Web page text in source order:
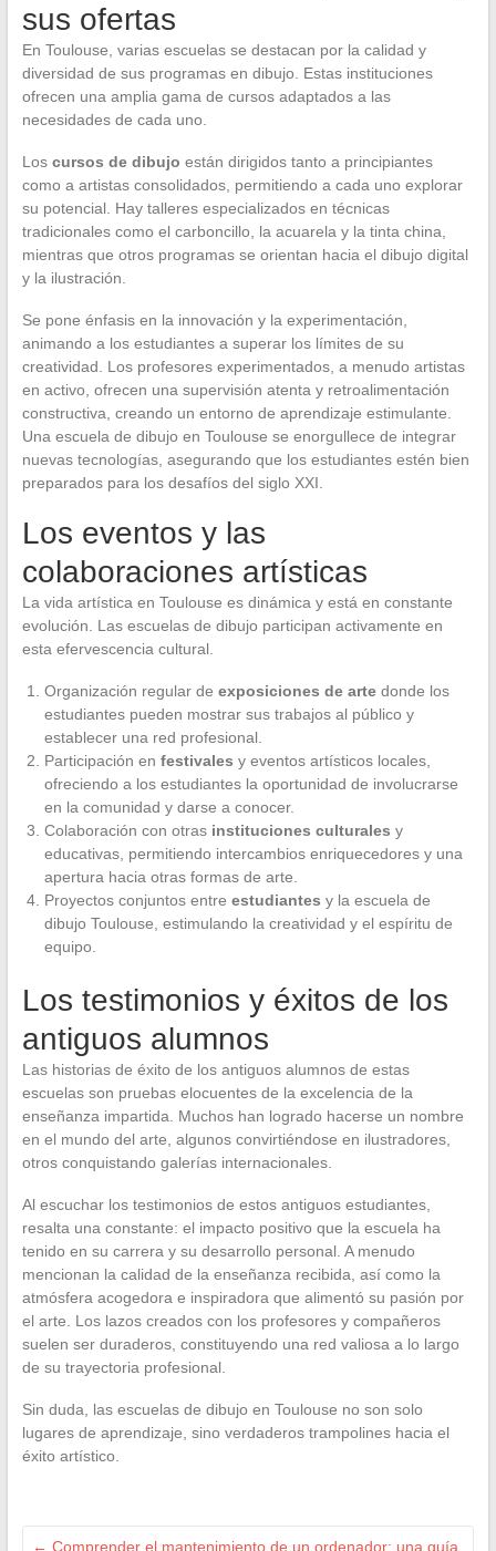
sus ofertas
En Toulouse, varias escuelas se destacan por la calidad y
diversidad de sus programas en dibujo. Estas instituciones
ofrecen una amplia gama de cursos adaptados a las
necesidades de cada uno.
Los cursos de dibujo están dirigidos tanto a principiantes
como a artistas consolidados, permitiendo a cada uno explorar
su potencial. Hay talleres especializados en técnicas
tradicionales como el carboncillo, la acuarela y la tinta china,
mientras que otros programas se orientan hacia el dibujo digital
y la ilustración.
Se pone énfasis en la innovación y la experimentación,
animando a los estudiantes a superar los límites de su
creatividad. Los profesores experimentados, a menudo artistas
en activo, ofrecen una supervisión atenta y retroalimentación
constructiva, creando un entorno de aprendizaje estimulante.
Una escuela de dibujo en Toulouse se enorgullece de integrar
nuevas tecnologías, asegurando que los estudiantes estén bien
preparados para los desafíos del siglo XXI.
Los eventos y las
colaboraciones artísticas
La vida artística en Toulouse es dinámica y está en constante
evolución. Las escuelas de dibujo participan activamente en
esta efervescencia cultural.
Organización regular de exposiciones de artedonde los
estudiantes pueden mostrar sus trabajos al público y
establecer una red profesional.
Participación en festivales y eventos artísticos locales,
ofreciendo a los estudiantes la oportunidad de involucrarse
en la comunidad y darse a conocer.
Colaboración con otras instituciones culturales y
educativas, permitiendo intercambios enriquecedores y una
apertura hacia otras formas de arte.
Proyectos conjuntos entre estudiantes y la escuela de
dibujo Toulouse, estimulando la creatividad y el espíritu de
equipo.
Los testimonios y éxitos de los
antiguos alumnos
Las historias de éxito de los antiguos alumnos de estas
escuelas son pruebas elocuentes de la excelencia de la
enseñanza impartida. Muchos han logrado hacerse un nombre
en el mundo del arte, algunos convirtiéndose en ilustradores,
otros conquistando galerías internacionales.
Al escuchar los testimonios de estos antiguos estudiantes,
resalta una constante: el impacto positivo que la escuela ha
tenido en su carrera y su desarrollo personal. A menudo
mencionan la calidad de la enseñanza recibida, así como la
atmósfera acogedora e inspiradora que alimentó su pasión por
el arte. Los lazos creados con los profesores y compañeros
suelen ser duraderos, constituyendo una red valiosa a lo largo
de su trayectoria profesional.
Sin duda, las escuelas de dibujo en Toulouse no son solo
lugares de aprendizaje, sino verdaderos trampolines hacia el
éxito artístico.
← Comprender el mantenimiento de un ordenador: una guía